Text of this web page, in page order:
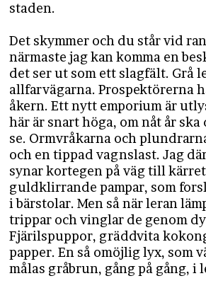
staden.
Det skymmer och du står vid
närmaste jag kan komma en
det ser ut som ett slagfält. Grå
allfarvägarna. Prospektörerna
åkern. Ett nytt emporium är
här är snart höga, om nåt år ska
se. Ormvråkarna och
och en tippad vagnslast. Jag
synar kortegen på väg till
guldklirrande pampar, som
i bärstolar. Men så när leran
trippar och vinglar de genom
Fjärilspuppor, gräddvita
papper. En så omöjlig lyx, som
målas gråbrun, gång på gång, i